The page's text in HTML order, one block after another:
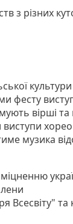
з різних
фесту
вірші та
музика
Всесвіту" та